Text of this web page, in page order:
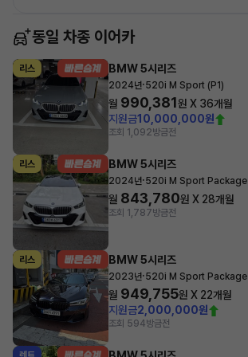
동일 차종 이어카
리스 BMW 5시리즈
2024년·520i M Sport (P1)
월 990,381원 X 36개월
지원금10,000,000원
조회 1,092방금전
리스 BMW 5시리즈
2024년·520i M Sport Package
월 843,780원 X 28개월
조회 1,787방금전
리스 BMW 5시리즈
2023년·520i M Sport Package
월 949,755원 X 22개월
지원금2,000,000원
조회 594방금전